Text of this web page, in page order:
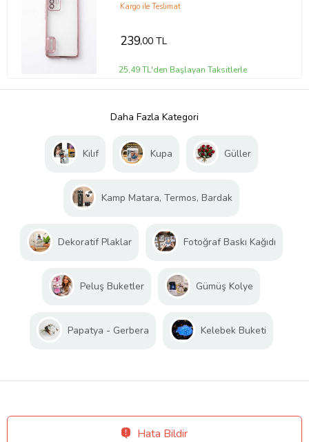
Kargo ile Teslimat
239,00 TL
25,49 TL'den Başlayan Taksitlerle
Daha Fazla Kategori
Kılıf Kupa Güller
Kamp Matara, Termos, Bardak
Dekoratif Plaklar Fotoğraf Baskı Kağıdı
Peluş Buketler Gümüş Kolye
Papatya - Gerbera Kelebek Buketi
Hata Bildir